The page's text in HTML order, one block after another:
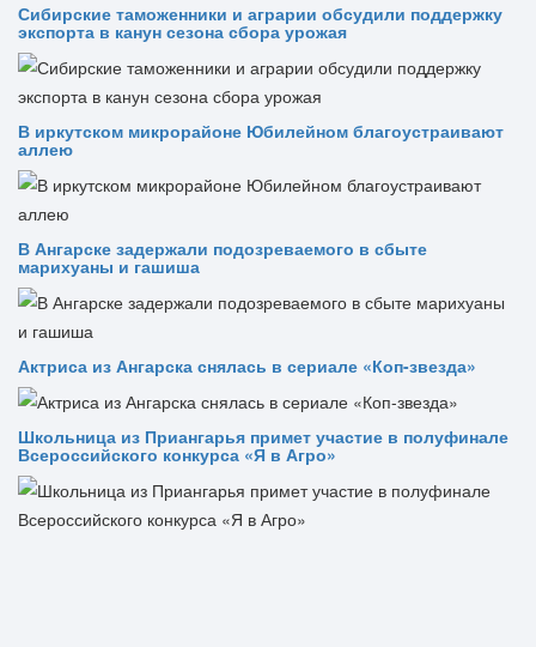
Сибирские таможенники и аграрии обсудили поддержку
экспорта в канун сезона сбора урожая
В иркутском микрорайоне Юбилейном благоустраивают
аллею
В Ангарске задержали подозреваемого в сбыте
марихуаны и гашиша
Актриса из Ангарска снялась в сериале «Коп-звезда»
Школьница из Приангарья примет участие в полуфинале
Всероссийского конкурса «Я в Агро»